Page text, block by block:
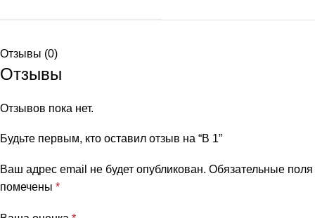
Отзывы (0)
Отзывы
Отзывов пока нет.
Будьте первым, кто оставил отзыв на “В 1”
Ваш адрес email не будет опубликован. Обязательные поля
помечены *